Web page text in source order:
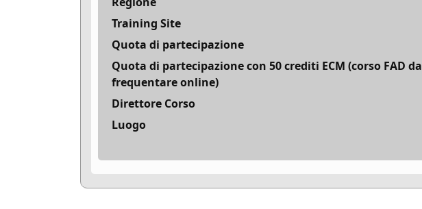
Training Site
Quota di partecipazione
Quota di partecipazione con 50 crediti ECM (corso FAD da
frequentare online)
Direttore Corso
Luogo